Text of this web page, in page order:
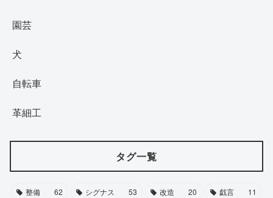
園芸
犬
自転車
革細工
タグ一覧
整備 62 シグナス 53 改造 20 戯言
11